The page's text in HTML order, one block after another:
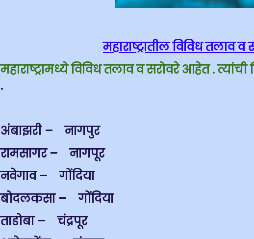
महाराष्ट्रातील विविध तलाव व
महाराष्ट्रामध्ये विविध तलाव व सरोवरे आहेत .
.
अंबाझरी – नागपुर
रामसागर – नागपूर
नवेगाव – गोंदिया
बोदलकसा – गोंदिया
ताडोबा – चंद्रपूर